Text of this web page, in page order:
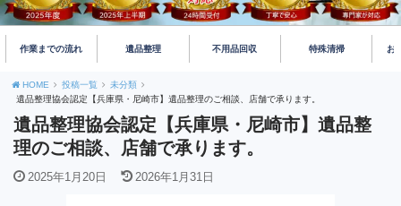
作業までの流れ 遺品整理 不用品回収 特殊清掃 お
HOME 投稿一覧
未分類
遺品整理協会認定【兵庫県・尼崎市】遺品整理のご相談、店舗で承ります。
遺品整理協会認定【兵庫県・尼崎市】遺品整
理のご相談、店舗で承ります。
2025年1月20日 2026年1月31日